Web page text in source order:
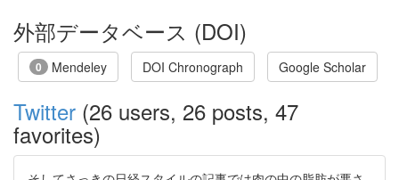
外部データベース (DOI)
0 Mendeley DOI Chronograph Google Scholar
Twitter (26 users, 26 posts, 47
favorites)